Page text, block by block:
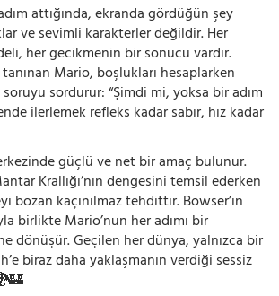
attığında, ekranda gördüğün şey
ve sevimli karakterler değildir. Her
her gecikmenin bir sonucu vardır.
tanınan Mario, boşlukları hesaplarken
sordurur: “Şimdi mi, yoksa bir adım
ilerlemek refleks kadar sabır, hız kadar
güçlü ve net bir amaç bulunur.
Krallığı’nın dengesini temsil ederken
bozan kaçınılmaz tehdittir. Bowser’ın
birlikte Mario’nun her adımı bir
dönüşür. Geçilen her dünya, yalnızca bir
biraz daha yaklaşmanın verdiği sessiz